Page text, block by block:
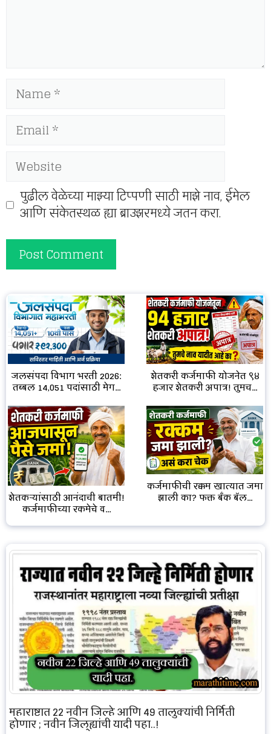
Name
Email
Website
पुढील वेळेच्या माझ्या टिप्पणी साठी माझे नाव, ईमेल
आणि संकेतस्थळ ह्या ब्राउझरमध्ये जतन करा.
जलसंपदा विभाग भरती 2026:
तब्बल 14,051 पदांसाठी मेग...
शेतकरी कर्जमाफी योजनेत ९४
हजार शेतकरी अपात्र! तुमच...
शेतकऱ्यांसाठी आनंदाची बातमी!
कर्जमाफीच्या रकमेचे व...
कर्जमाफीची रक्कम खात्यात जमा
झाली का? फक्त बँक बॅल...
महाराष्ट्रात 22 नवीन जिल्हे आणि 49 तालुक्यांची निर्मिती
होणार ; नवीन जिल्ह्यांची यादी पहा..!